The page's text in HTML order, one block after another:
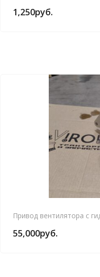
1,250руб.
Привод вентилятора с
55,000руб.